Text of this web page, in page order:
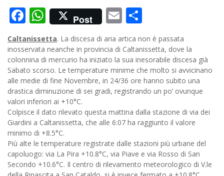
Facebook
WhatsApp
Post Email
Caltanissetta. La discesa di aria artica non è passata
inosservata neanche in provincia di Caltanissetta, dove la
colonnina di mercurio ha iniziato la sua inesorabile discesa già
Sabato scorso. Le temperature minime che molto si avvicinano
alle medie di fine Novembre, in 24/36 ore hanno subito una
drastica diminuzione di sei gradi, registrando un po’ ovunque
valori inferiori ai +10°C.
Colpisce il dato rilevato questa mattina dalla stazione di via dei
Giardini a Caltanissetta, che alle 6:07 ha raggiunto il valore
minimo di +8.5°C.
Più alte le temperature registrate dalle stazioni più urbane del
capoluogo: via La Pira +10.8°C, via Piave e via Rosso di San
Secondo +10.6°C. Il centro di rilevamento meteorologico di V.le